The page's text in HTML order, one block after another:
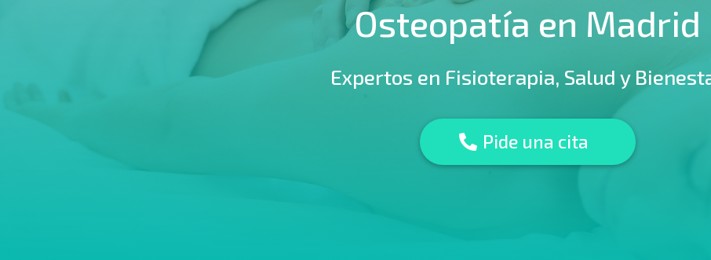
Osteopatía en Madrid
Expertos en Fisioterapia, Salud y
Pide una cita